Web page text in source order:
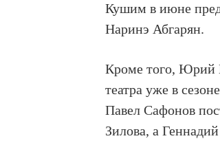
Кушим в июне
Наринэ Абгарян.
Кроме того, Юрий
театра уже в
Павел Сафонов
Зилова, а